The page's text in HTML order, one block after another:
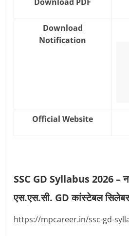
Download
Notification
Official Website
SSC GD Syllabus 2026 –
एस.एस.सी. GD कांस्टेबल
https://mpcareer.in/ssc-gd-